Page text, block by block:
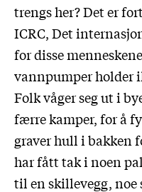
trengs her? Det er
ICRC, Det
for disse
vannpumper holder
Folk våger seg ut i
færre kamper, for å
graver hull i bakken
har fått tak i noen
til en skillevegg, noe